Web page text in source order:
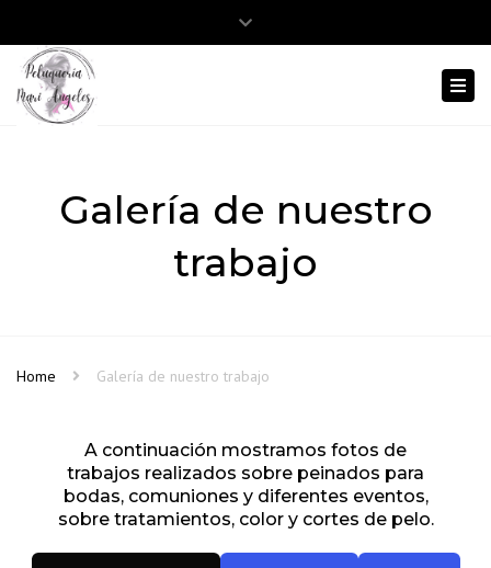
Abrir barra de herramientas
Close
Galería de nuestro
trabajo
Home Galería de nuestro trabajo
A continuación mostramos fotos de
trabajos realizados sobre peinados para
bodas, comuniones y diferentes eventos,
sobre tratamientos, color y cortes de pelo.